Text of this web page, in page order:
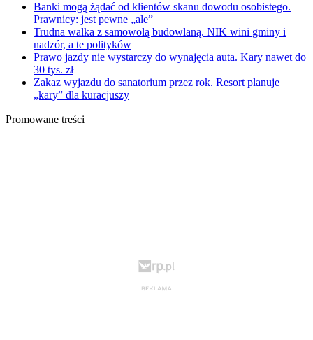
Banki mogą żądać od klientów skanu dowodu osobistego.
Prawnicy: jest pewne „ale”
Trudna walka z samowolą budowlaną. NIK wini gminy i
nadzór, a te polityków
Prawo jazdy nie wystarczy do wynajęcia auta. Kary nawet do
30 tys. zł
Zakaz wyjazdu do sanatorium przez rok. Resort planuje
„kary” dla kuracjuszy
Promowane treści